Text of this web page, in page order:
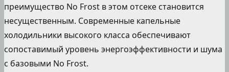
преимущество No Frost в этом отсеке становится
несущественным. Современные капельные
холодильники высокого класса обеспечивают
сопоставимый уровень энергоэффективности и шума
с базовыми No Frost.